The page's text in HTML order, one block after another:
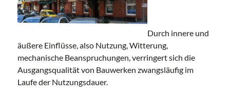
Durch innere und
äußere Einflüsse, also Nutzung, Witterung,
mechanische Beanspruchungen, verringert sich die
Ausgangsqualität von Bauwerken zwangsläufig im
Laufe der Nutzungsdauer.